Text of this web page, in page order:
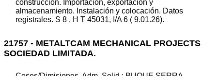
construcción. Importación, exportación y
almacenamiento. Instalación y colocación. Datos
registrales. S 8 , H T 45031, I/A 6 ( 9.01.26).
21757 - METALTCAM MECHANICAL PROJECTS
SOCIEDAD LIMITADA.